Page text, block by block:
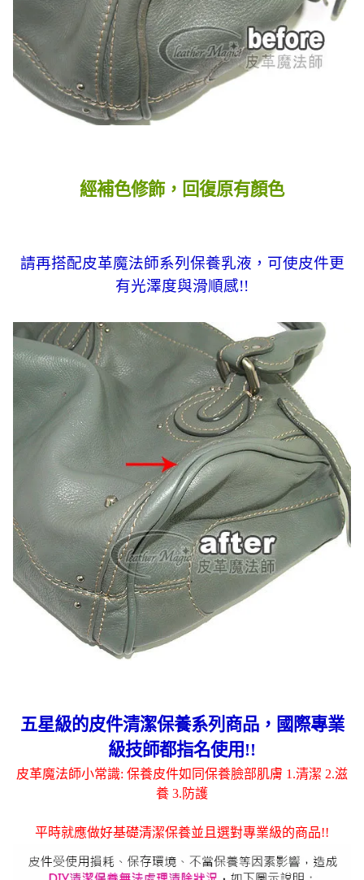
經補色修飾，回復原有顏色
請再搭配皮革魔法師系列保養乳液，可使皮件更
有光澤度與滑順感!!
五星級的皮件清潔保養系列商品，國際專業
級技師都指名使用!!
皮革魔法師小常識: 保養皮件如同保養臉部肌膚 1.清潔 2.滋
養 3.防護
平時就應做好基礎清潔保養並且選對專業級的商品!!